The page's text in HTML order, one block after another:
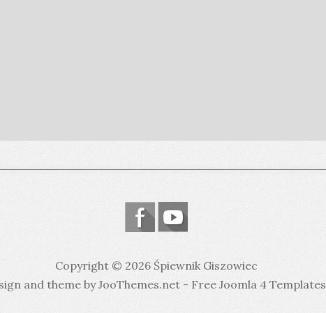
Copyright © 2026 Śpiewnik Giszowiec
and theme by JooThemes.net - Free Joomla 4 Templates